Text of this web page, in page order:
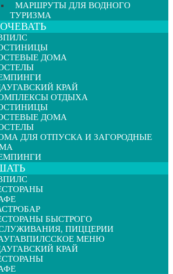
МАРШРУТЫ ДЛЯ ВОДНОГО
ТУРИЗМА
ДОМА
КРАЙ
ОТДЫХА
ДОМА
ДЛЯ ОТПУСКА И ЗАГОРОДНЫЕ
БЫСТРОГО
ПИЦЦЕРИИ
МЕНЮ
КРАЙ